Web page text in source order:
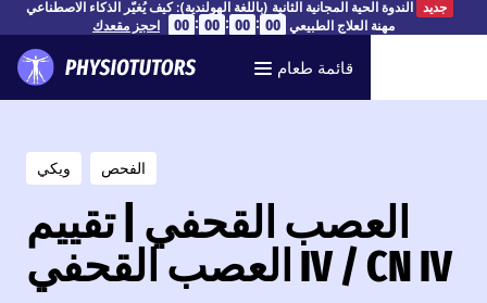
جديد
الندوة الحية المجانية الثانية (باللغة الهولندية): كيف يُغيّر الذكاء الاصطناعي
مهنة العلاج الطبيعي
00 : 00 : 00 : 00 احجز مقعدك
قائمة طعام
ويكي الفحص
العصب القحفي | تقييم
العصب القحفي IV / CN IV